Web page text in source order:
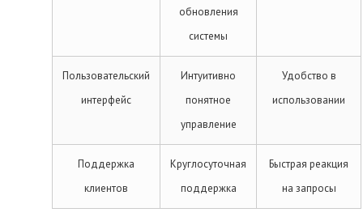
обновления
системы
Пользовательский
интерфейс
Интуитивно
понятное
управление
Удобство в
использовании
Поддержка
клиентов
Круглосуточная
поддержка
Быстрая реакция
на запросы